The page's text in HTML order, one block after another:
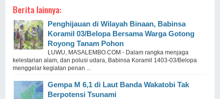
Berita lainnya:
Penghijauan di Wilayah Binaan, Babinsa
Koramil 03/Belopa Bersama Warga Gotong
Royong Tanam Pohon
LUWU, MASALEMBO.COM - Dalam rangka menjaga
kelestarian alam, dan polusi udara, Babinsa Koramil 1403-03/Belopa
menggelar kegiatan penan ...
Gempa M 6,1 di Laut Banda Wakatobi Tak
Berpotensi Tsunami